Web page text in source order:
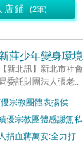
店鋪 (2筆)
新莊少年變身環境
【新北訊】新北市社會
局委託財團法人張老..
宗教團體表揚侯
優宗教團體感謝無私
捐血蔣萬安:全力打